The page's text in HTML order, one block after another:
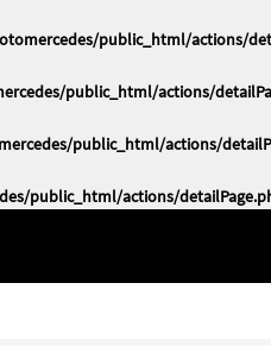
public_html/actions/
public_html/actions/
public_html/actions/
public_html/actions/